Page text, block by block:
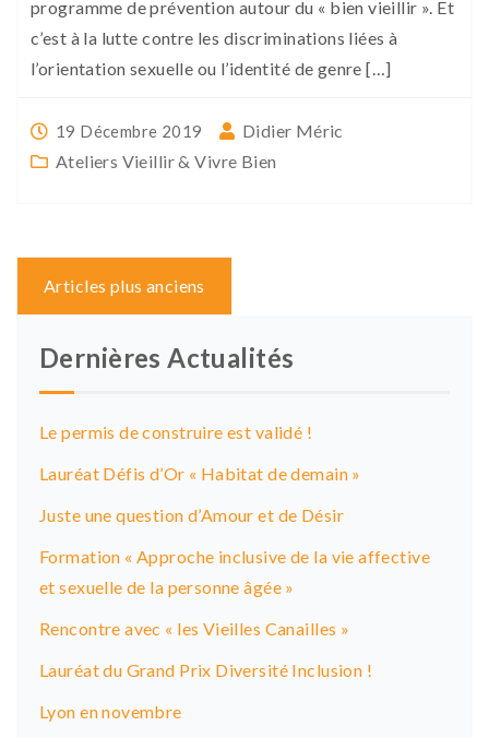
programme de prévention autour du « bien vieillir ». Et
c’est à la lutte contre les discriminations liées à
l’orientation sexuelle ou l’identité de genre […]
19 Décembre 2019
Didier Méric
Ateliers Vieillir & Vivre Bien
Navigation
des
articles
Articles plus anciens
Dernières Actualités
Le permis de construire est validé !
Lauréat Défis d’Or « Habitat de demain »
Juste une question d’Amour et de Désir
Formation « Approche inclusive de la vie affective
et sexuelle de la personne âgée »
Rencontre avec « les Vieilles Canailles »
Lauréat du Grand Prix Diversité Inclusion !
Lyon en novembre